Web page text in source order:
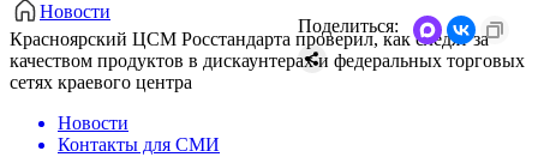
Новости
Красноярский ЦСМ Росстандарта проверил, как следят за
качеством продуктов в дискаунтерах и федеральных торговых
сетях краевого центра
Поделиться:
Новости
Контакты для СМИ